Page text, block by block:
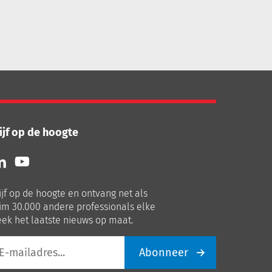
op de hoogte
Volg
ons
Youtube
op de hoogte en ontvang net als
30.000 andere professionals elke
het laatste nieuws op maat.
Abonneer